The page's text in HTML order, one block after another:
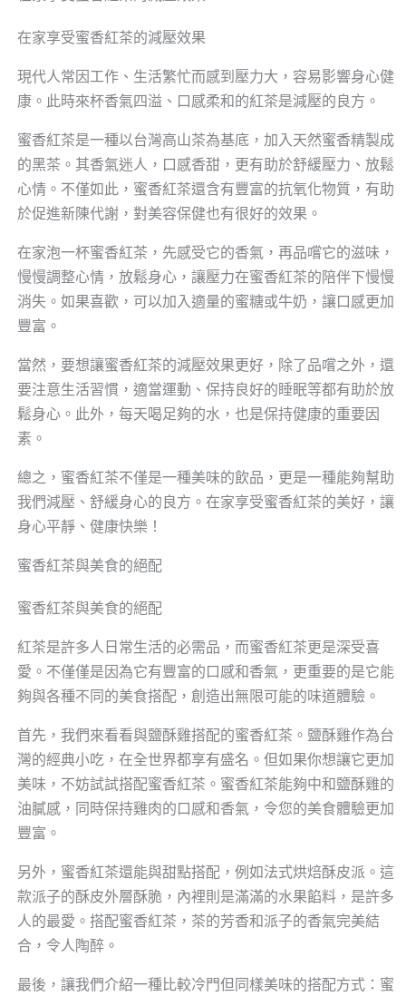
在家享受蜜香紅茶的減壓效果
現代人常因工作、生活繁忙而感到壓力大，容易影響身心健
康。此時來杯香氣四溢、口感柔和的紅茶是減壓的良方。
蜜香紅茶是一種以台灣高山茶為基底，加入天然蜜香精製成
的黑茶。其香氣迷人，口感香甜，更有助於舒緩壓力、放鬆
心情。不僅如此，蜜香紅茶還含有豐富的抗氧化物質，有助
於促進新陳代謝，對美容保健也有很好的效果。
在家泡一杯蜜香紅茶，先感受它的香氣，再品嚐它的滋味，
慢慢調整心情，放鬆身心，讓壓力在蜜香紅茶的陪伴下慢慢
消失。如果喜歡，可以加入適量的蜜糖或牛奶，讓口感更加
豐富。
當然，要想讓蜜香紅茶的減壓效果更好，除了品嚐之外，還
要注意生活習慣，適當運動、保持良好的睡眠等都有助於放
鬆身心。此外，每天喝足夠的水，也是保持健康的重要因
素。
總之，蜜香紅茶不僅是一種美味的飲品，更是一種能夠幫助
我們減壓、舒緩身心的良方。在家享受蜜香紅茶的美好，讓
身心平靜、健康快樂！
蜜香紅茶與美食的絕配
蜜香紅茶與美食的絕配
紅茶是許多人日常生活的必需品，而蜜香紅茶更是深受喜
愛。不僅僅是因為它有豐富的口感和香氣，更重要的是它能
夠與各種不同的美食搭配，創造出無限可能的味道體驗。
首先，我們來看看與鹽酥雞搭配的蜜香紅茶。鹽酥雞作為台
灣的經典小吃，在全世界都享有盛名。但如果你想讓它更加
美味，不妨試試搭配蜜香紅茶。蜜香紅茶能夠中和鹽酥雞的
油膩感，同時保持雞肉的口感和香氣，令您的美食體驗更加
豐富。
另外，蜜香紅茶還能與甜點搭配，例如法式烘焙酥皮派。這
款派子的酥皮外層酥脆，內裡則是滿滿的水果餡料，是許多
人的最愛。搭配蜜香紅茶，茶的芳香和派子的香氣完美結
合，令人陶醉。
最後，讓我們介紹一種比較冷門但同樣美味的搭配方式：蜜